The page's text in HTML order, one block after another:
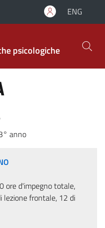
ENG
psicologiche
anno
ore d'impegno totale,
lezione frontale, 12 di